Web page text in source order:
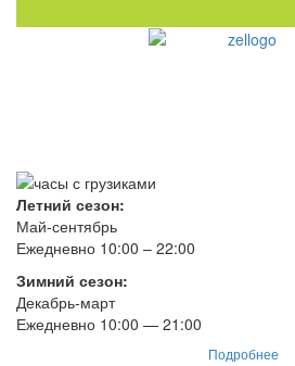
Летний сезон:
Май-сентябрь
Ежедневно 10:00 – 22:00
Зимний сезон:
Декабрь-март
Ежедневно 10:00 — 21:00
Подробнее